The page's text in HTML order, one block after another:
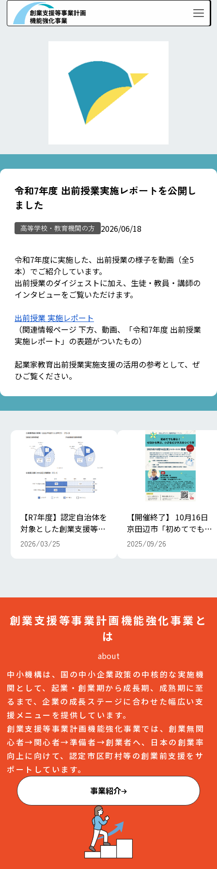
令和7年度 出前授業実施レポートを公開し
ました
高等学校・教育機関の方 2026/06/18
令和7年度に実施した、出前授業の様子を動画（全5
本）でご紹介しています。
出前授業のダイジェストに加え、生徒・教員・講師の
インタビューをご覧いただけます。
出前授業 実施レポート
（関連情報ページ 下方、動画、「令和7年度 出前授業
実施レポート」の表題がついたもの）
起業家教育出前授業実施支援の活用の参考として、ぜ
ひご覧ください。
【R7年度】認定自治体を
対象とした創業支援等に
係る効果調査の結果を公
2026/03/25
【開催終了】 10月16日
京田辺市「初めてでも安
心！ゼロから学ぶ、小さ
2025/09/26
創業支援等事業計画機能強化事業と
は
about
中小機構は、国の中小企業政策の中核的な実施機
関として、起業・創業期から成長期、成熟期に至
るまで、企業の成長ステージに合わせた幅広い支
援メニューを提供しています。
創業支援等事業計画機能強化事業では、創業無関
心者→関心者→準備者→創業者へ、日本の創業率
向上に向けて、認定市区町村等の創業前支援をサ
ポートしています。
事業紹介